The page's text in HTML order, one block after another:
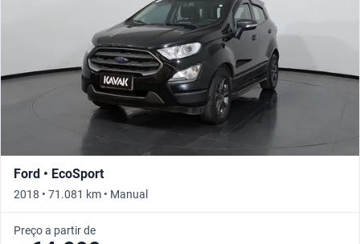
Ford • EcoSport
2018 • 71.081 km • Manual
Preço a partir de